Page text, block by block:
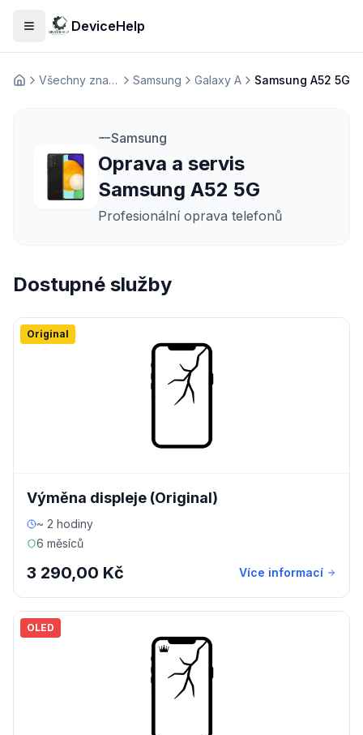
Otevřít menuDeviceHelp
Домашня Všechny značky Samsung Galaxy A Samsung A52 5G
Samsung
Oprava a servis
Samsung A52 5G
Profesionální oprava telefonů
Dostupné služby
Original
Výměna displeje (Original)
~ 2 hodiny
6 měsíců
3 290,00 Kč Více informací
OLED